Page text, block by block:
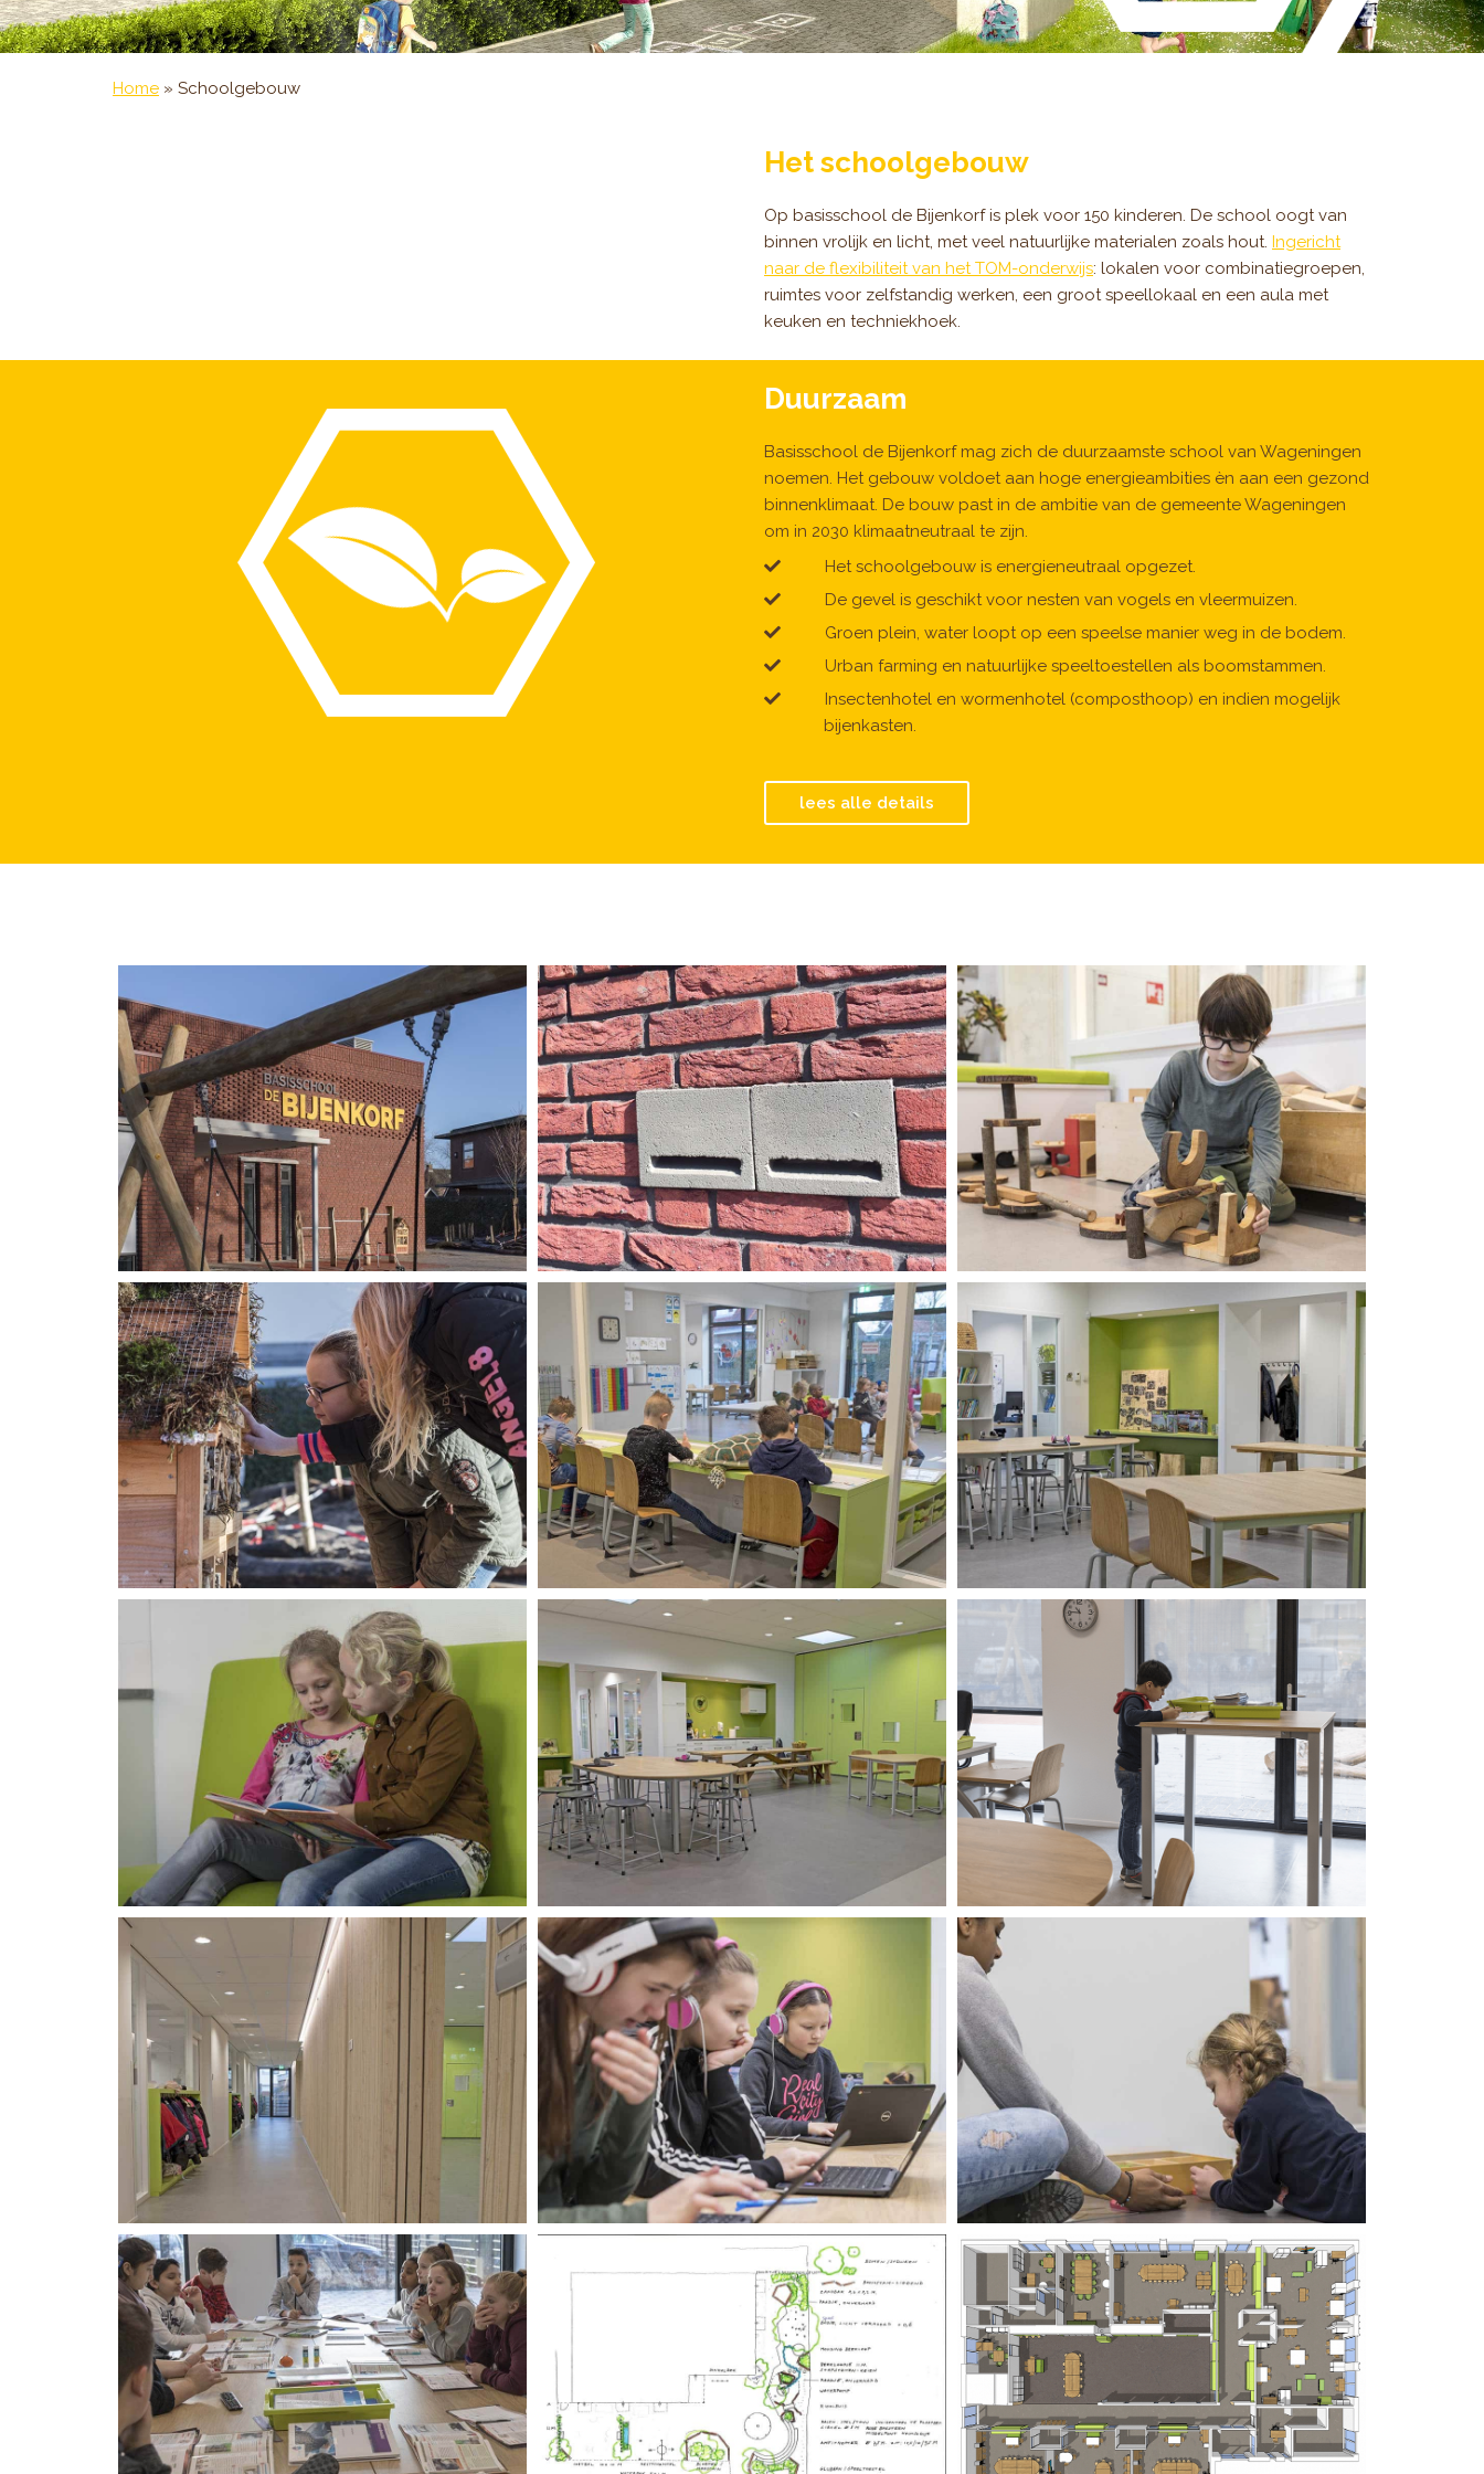
Home » Schoolgebouw
Het schoolgebouw
Op basisschool de Bijenkorf is plek voor 150 kinderen. De school oogt van
binnen vrolijk en licht, met veel natuurlijke materialen zoals hout. Ingericht
naar de flexibiliteit van het TOM-onderwijs: lokalen voor combinatiegroepen,
ruimtes voor zelfstandig werken, een groot speellokaal en een aula met
keuken en techniekhoek.
Duurzaam
Basisschool de Bijenkorf mag zich de duurzaamste school van Wageningen
noemen. Het gebouw voldoet aan hoge energieambities èn aan een gezond
binnenklimaat. De bouw past in de ambitie van de gemeente Wageningen
om in 2030 klimaatneutraal te zijn.
Het schoolgebouw is energieneutraal opgezet.
De gevel is geschikt voor nesten van vogels en vleermuizen.
Groen plein, water loopt op een speelse manier weg in de bodem.
Urban farming en natuurlijke speeltoestellen als boomstammen.
Insectenhotel en wormenhotel (composthoop) en indien mogelijk
bijenkasten.
lees alle details